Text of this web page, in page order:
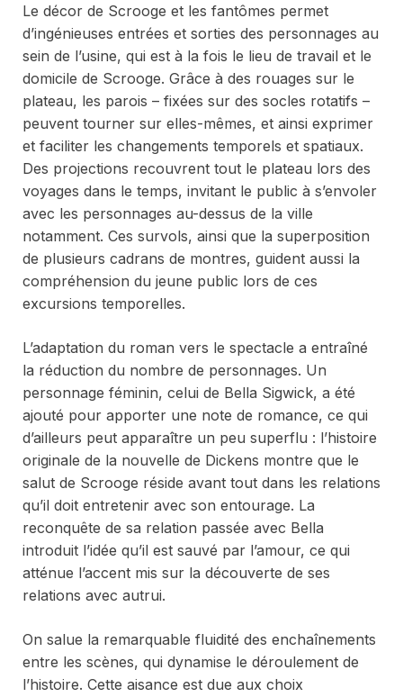
Le décor de Scrooge et les fantômes permet
d’ingénieuses entrées et sorties des personnages au
sein de l’usine, qui est à la fois le lieu de travail et le
domicile de Scrooge. Grâce à des rouages sur le
plateau, les parois – fixées sur des socles rotatifs –
peuvent tourner sur elles-mêmes, et ainsi exprimer
et faciliter les changements temporels et spatiaux.
Des projections recouvrent tout le plateau lors des
voyages dans le temps, invitant le public à s’envoler
avec les personnages au-dessus de la ville
notamment. Ces survols, ainsi que la superposition
de plusieurs cadrans de montres, guident aussi la
compréhension du jeune public lors de ces
excursions temporelles.
L’adaptation du roman vers le spectacle a entraîné
la réduction du nombre de personnages. Un
personnage féminin, celui de Bella Sigwick, a été
ajouté pour apporter une note de romance, ce qui
d’ailleurs peut apparaître un peu superflu : l’histoire
originale de la nouvelle de Dickens montre que le
salut de Scrooge réside avant tout dans les relations
qu’il doit entretenir avec son entourage. La
reconquête de sa relation passée avec Bella
introduit l’idée qu’il est sauvé par l’amour, ce qui
atténue l’accent mis sur la découverte de ses
relations avec autrui.
On salue la remarquable fluidité des enchaînements
entre les scènes, qui dynamise le déroulement de
l’histoire. Cette aisance est due aux choix